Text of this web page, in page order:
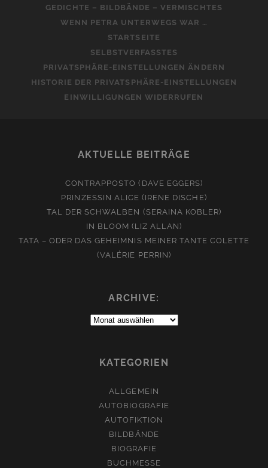
GEDICHTE – BILDBÄNDE – VERMISCHTES
WENN PETRA UNTERWEGS WAR …
STARTSEITE
SELBSTVERFASSTES
PRIVATSPHÄRE-EINSTELLUNGEN ÄNDERN
HISTORIE DER PRIVATSPHÄRE-EINSTELLUNGEN
EINWILLIGUNGEN WIDERRUFEN
AKTUELLE BEITRÄGE
CONTRAPPOSTO (DAVE EGGERS)
PRINZESSIN ALICE (IRENE DISCHE)
TAL DER SCHWALBEN (SERAINA KOBLER)
IN BLOOM (LIZ ALLAN)
TATA – ODER DAS GEHEIMNIS MEINER TANTE COLETTE
(VALÉRIE PERRIN)
ARCHIVE:
Archive:
KATEGORIEN
ALLGEMEIN
AUTOBIOGRAFIE
AUTOFIKTION
BILDBÄNDE
BIOGRAFIE
BUCHMESSE